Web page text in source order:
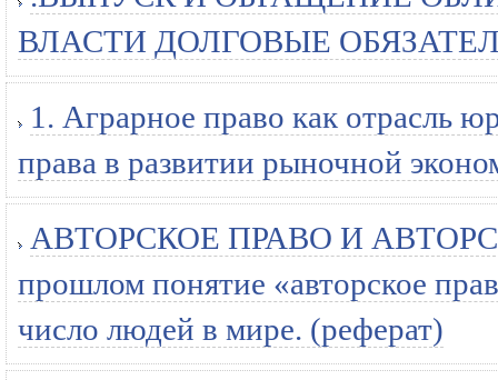
ВЛАСТИ ДОЛГОВЫЕ
1. Аграрное право как отрасль
права в развитии рыночной
АВТОРСКОЕ ПРАВО И
прошлом понятие «авторское
число людей в мире. (реферат)